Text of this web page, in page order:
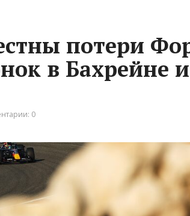
потери
в Бахрейне
0